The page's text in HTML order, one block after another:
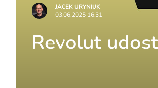
JACEK URYNIUK
03.06.2025 16:31
Revolut